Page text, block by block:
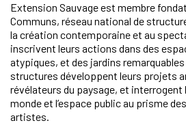
Extension Sauvage est membre
Communs, réseau national de
la création contemporaine et au
inscrivent leurs actions dans des
atypiques, et des jardins remarquables
structures développent leurs projets
révélateurs du paysage, et interrogent
monde et l’espace public au prisme
artistes.